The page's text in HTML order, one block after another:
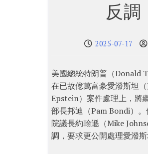
反調
2025-07-17
美國總統特朗普（Donald
在已故億萬富豪愛潑斯坦
Epstein）案件處理上，將
部長邦迪（Pam Bondi）
院議長約翰遜（Mike
調，要求更公開處理愛潑斯